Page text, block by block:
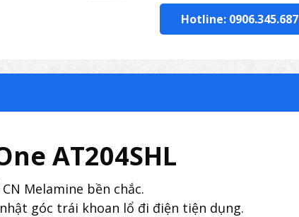
Hotline: 0906.345.687
AT204SHL
Melamine bền chắc.
góc trái khoan lổ đi điện tiện dụng.